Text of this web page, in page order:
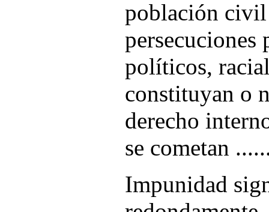
población
persecuciones
políticos,
constituyan o
derecho
se cometan
Impunidad